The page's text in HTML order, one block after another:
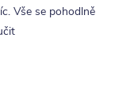
Vše se pohodlně